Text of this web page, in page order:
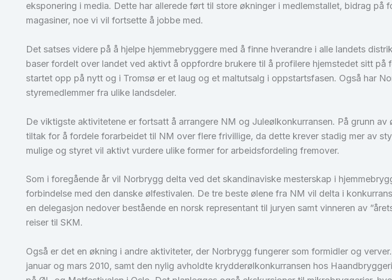
eksponering i media. Dette har allerede ført til store økninger i medlemstallet, bidrag
magasiner, noe vi vil fortsette å jobbe med.
Det satses videre på å hjelpe hjemmebryggere med å finne hverandre i alle landets
baser fordelt over landet ved aktivt å oppfordre brukere til å profilere hjemstedet sitt på
startet opp på nytt og i Tromsø er et laug og et maltutsalg i oppstartsfasen. Også har
styremedlemmer fra ulike landsdeler.
De viktigste aktivitetene er fortsatt å arrangere NM og Juleølkonkurransen. På grunn
tiltak for å fordele forarbeidet til NM over flere frivillige, da dette krever stadig mer av
mulige og styret vil aktivt vurdere ulike former for arbeidsfordeling fremover.
Som i foregående år vil Norbrygg delta ved det skandinaviske mesterskap i
forbindelse med den danske ølfestivalen. De tre beste ølene fra NM vil delta i
en delegasjon nedover bestående en norsk representant til juryen samt vinneren av
reiser til SKM.
Også er det en økning i andre aktiviteter, der Norbrygg fungerer som formidler og
januar og mars 2010, samt den nylig avholdte krydderølkonkurransen hos